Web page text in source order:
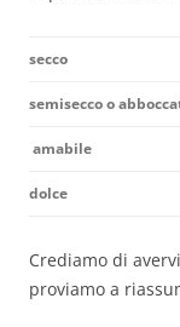
secco
semisecco o
amabile
dolce
Crediamo di
proviamo a